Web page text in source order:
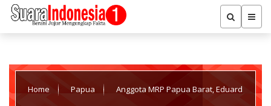
Home Papua Anggota MRP Papua Barat, Eduard